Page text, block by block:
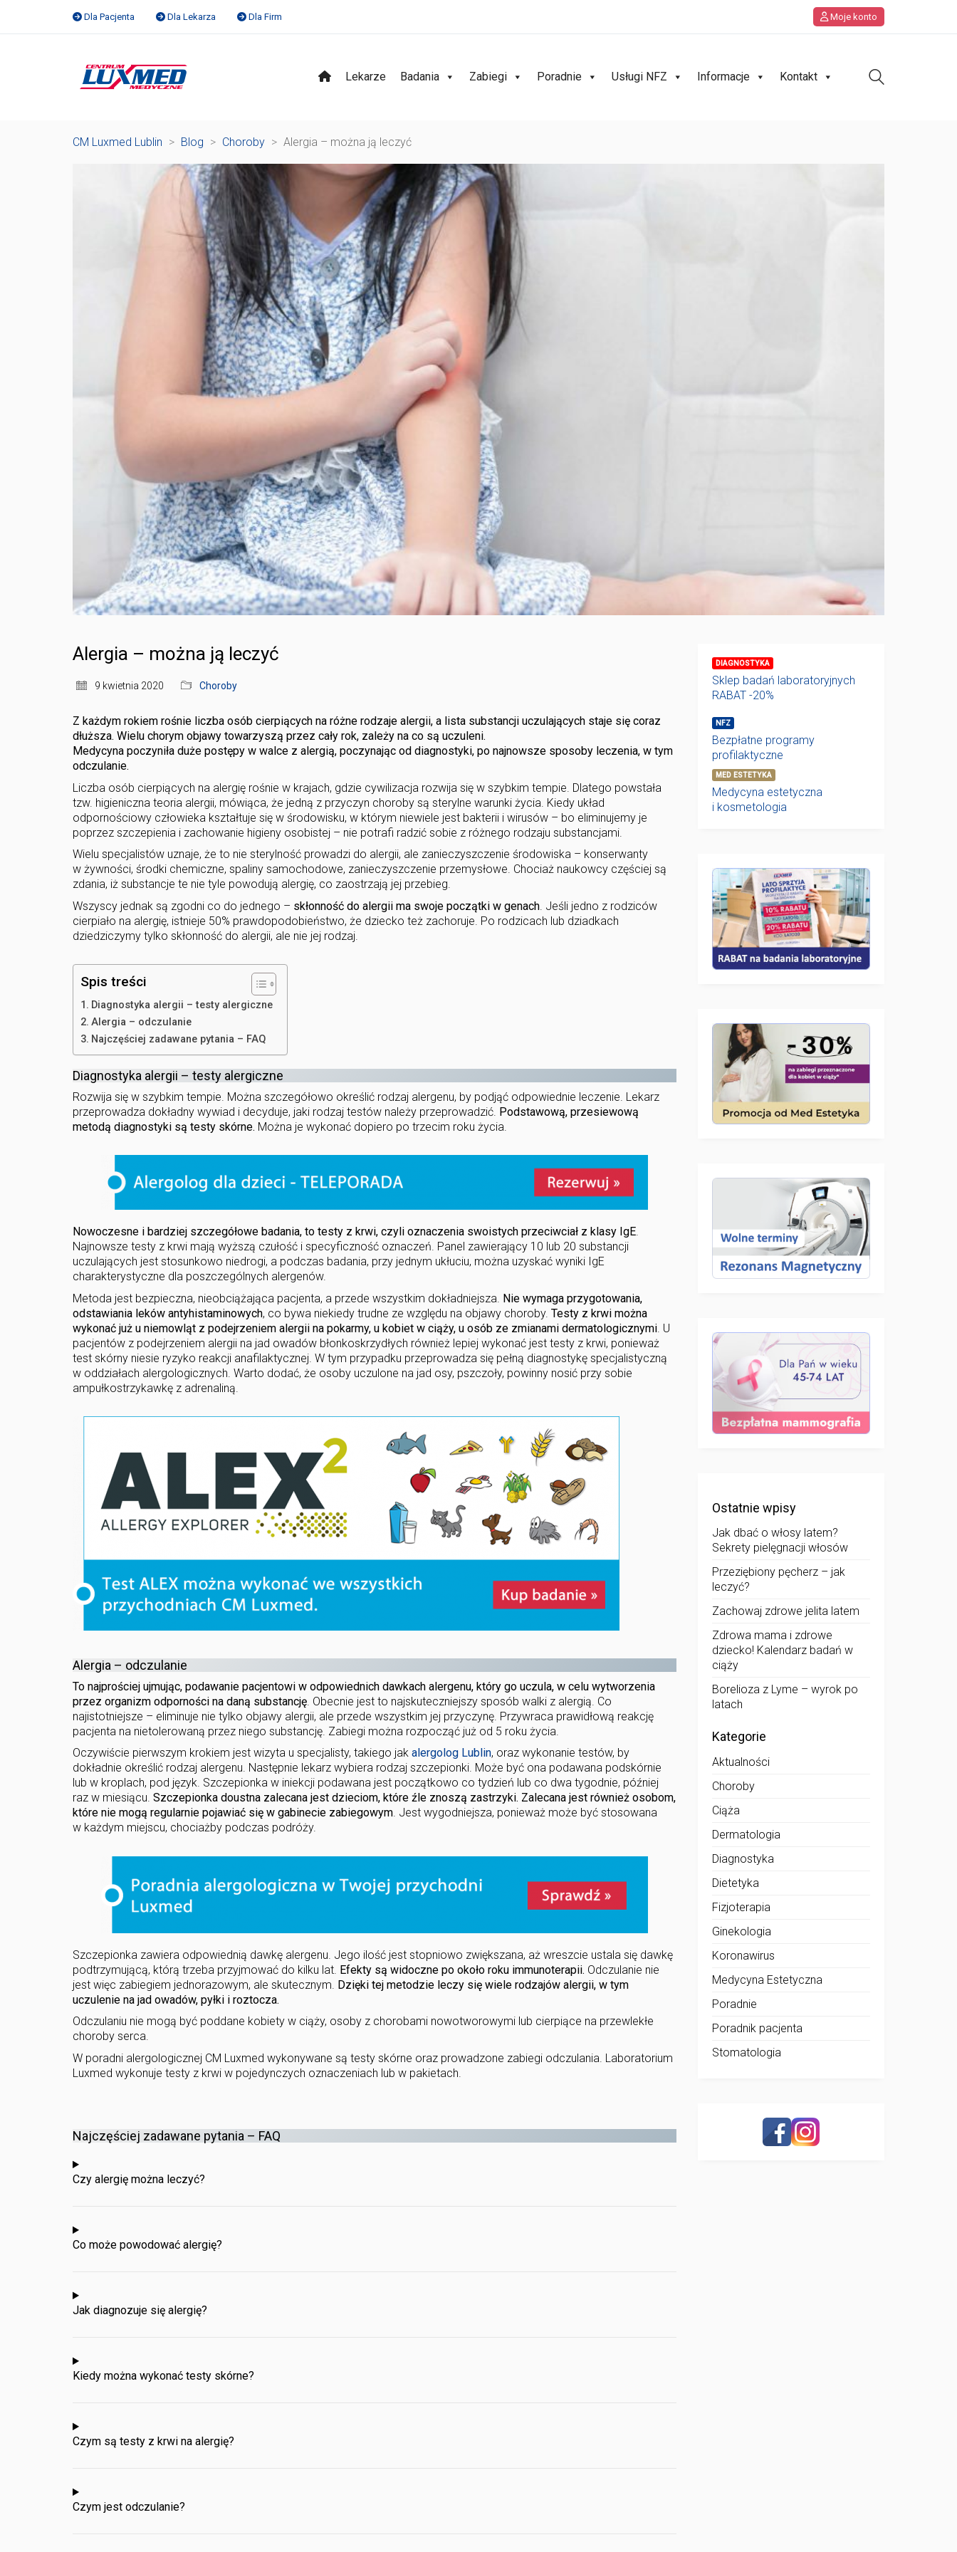
Dla Pacjenta Dla Lekarza Dla Firm Moje konto
Lekarze Badania Zabiegi Poradnie Usługi NFZ Informacje Kontakt
CM Luxmed Lublin > Blog > Choroby > Alergia – można ją leczyć
Alergia – można ją leczyć
9 kwietnia 2020 Choroby
Z każdym rokiem rośnie liczba osób cierpiących na różne rodzaje alergii, a lista substancji uczulających staje się coraz
dłuższa. Wielu chorym objawy towarzyszą przez cały rok, zależy na co są uczuleni.
Medycyna poczyniła duże postępy w walce z alergią, poczynając od diagnostyki, po najnowsze sposoby leczenia, w tym
odczulanie.
Liczba osób cierpiących na alergię rośnie w krajach, gdzie cywilizacja rozwija się w szybkim tempie. Dlatego powstała
tzw. higieniczna teoria alergii, mówiąca, że jedną z przyczyn choroby są sterylne warunki życia. Kiedy układ
odpornościowy człowieka kształtuje się w środowisku, w którym niewiele jest bakterii i wirusów – bo eliminujemy je
poprzez szczepienia i zachowanie higieny osobistej – nie potrafi radzić sobie z różnego rodzaju substancjami.
Wielu specjalistów uznaje, że to nie sterylność prowadzi do alergii, ale zanieczyszczenie środowiska – konserwanty
w żywności, środki chemiczne, spaliny samochodowe, zanieczyszczenie przemysłowe. Chociaż naukowcy częściej są
zdania, iż substancje te nie tyle powodują alergię, co zaostrzają jej przebieg.
Wszyscy jednak są zgodni co do jednego – skłonność do alergii ma swoje początki w genach . Jeśli jedno z rodziców
cierpiało na alergię, istnieje 50% prawdopodobieństwo, że dziecko też zachoruje. Po rodzicach lub dziadkach
dziedziczymy tylko skłonność do alergii, ale nie jej rodzaj.
Spis treści
Diagnostyka alergii – testy alergiczne
Alergia – odczulanie
Najczęściej zadawane pytania – FAQ
Diagnostyka alergii – testy alergiczne
Rozwija się w szybkim tempie. Można szczegółowo określić rodzaj alergenu, by podjąć odpowiednie leczenie. Lekarz
przeprowadza dokładny wywiad i decyduje, jaki rodzaj testów należy przeprowadzić. Podstawową, przesiewową
metodą diagnostyki są testy skórne. Można je wykonać dopiero po trzecim roku życia.
Nowoczesne i bardziej szczegółowe badania, to testy z krwi, czyli oznaczenia swoistych przeciwciał z klasy IgE.
Najnowsze testy z krwi mają wyższą czułość i specyficzność oznaczeń. Panel zawierający 10 lub 20 substancji
uczulających jest stosunkowo niedrogi, a podczas badania, przy jednym ukłuciu, można uzyskać wyniki IgE
charakterystyczne dla poszczególnych alergenów.
Metoda jest bezpieczna, nieobciążająca pacjenta, a przede wszystkim dokładniejsza. Nie wymaga przygotowania,
odstawiania leków antyhistaminowych, co bywa niekiedy trudne ze względu na objawy choroby. Testy z krwi można
wykonać już u niemowląt z podejrzeniem alergii na pokarmy, u kobiet w ciąży, u osób ze zmianami dermatologicznymi . U
pacjentów z podejrzeniem alergii na jad owadów błonkoskrzydłych również lepiej wykonać jest testy z krwi, ponieważ
test skórny niesie ryzyko reakcji anafilaktycznej. W tym przypadku przeprowadza się pełną diagnostykę specjalistyczną
w oddziałach alergologicznych. Warto dodać, że osoby uczulone na jad osy, pszczoły, powinny nosić przy sobie
ampułkostrzykawkę z adrenaliną.
Alergia – odczulanie
To najprościej ujmując, podawanie pacjentowi w odpowiednich dawkach alergenu, który go uczula, w celu wytworzenia
przez organizm odporności na daną substancję . Obecnie jest to najskuteczniejszy sposób walki z alergią. Co
najistotniejsze – eliminuje nie tylko objawy alergii, ale przede wszystkim jej przyczynę. Przywraca prawidłową reakcję
pacjenta na nietolerowaną przez niego substancję. Zabiegi można rozpocząć już od 5 roku życia.
Oczywiście pierwszym krokiem jest wizyta u specjalisty, takiego jak alergolog Lublin, oraz wykonanie testów, by
dokładnie określić rodzaj alergenu. Następnie lekarz wybiera rodzaj szczepionki. Może być ona podawana podskórnie
lub w kroplach, pod język. Szczepionka w iniekcji podawana jest początkowo co tydzień lub co dwa tygodnie, później
raz w miesiącu. Szczepionka doustna zalecana jest dzieciom, które źle znoszą zastrzyki. Zalecana jest również osobom,
które nie mogą regularnie pojawiać się w gabinecie zabiegowym. Jest wygodniejsza, ponieważ może być stosowana
w każdym miejscu, chociażby podczas podróży.
Szczepionka zawiera odpowiednią dawkę alergenu. Jego ilość jest stopniowo zwiększana, aż wreszcie ustala się dawkę
podtrzymującą, którą trzeba przyjmować do kilku lat. Efekty są widoczne po około roku immunoterapii. Odczulanie nie
jest więc zabiegiem jednorazowym, ale skutecznym. Dzięki tej metodzie leczy się wiele rodzajów alergii, w tym
uczulenie na jad owadów, pyłki i roztocza.
Odczulaniu nie mogą być poddane kobiety w ciąży, osoby z chorobami nowotworowymi lub cierpiące na przewlekłe
choroby serca.
W poradni alergologicznej CM Luxmed wykonywane są testy skórne oraz prowadzone zabiegi odczulania. Laboratorium
Luxmed wykonuje testy z krwi w pojedynczych oznaczeniach lub w pakietach.
Najczęściej zadawane pytania – FAQ
Czy alergię można leczyć?
Co może powodować alergię?
Jak diagnozuje się alergię?
Kiedy można wykonać testy skórne?
Czym są testy z krwi na alergię?
Czym jest odczulanie?
DIAGNOSTYKA
Sklep badań laboratoryjnych
RABAT -20%
NFZ
Bezpłatne programy
profilaktyczne
MED ESTETYKA
Medycyna estetyczna
i kosmetologia
Ostatnie wpisy
Jak dbać o włosy latem?
Sekrety pielęgnacji włosów
Przeziębiony pęcherz – jak
leczyć?
Zachowaj zdrowe jelita latem
Zdrowa mama i zdrowe
dziecko! Kalendarz badań w
ciąży
Borelioza z Lyme – wyrok po
latach
Kategorie
Aktualności
Choroby
Ciąża
Dermatologia
Diagnostyka
Dietetyka
Fizjoterapia
Ginekologia
Koronawirus
Medycyna Estetyczna
Poradnie
Poradnik pacjenta
Stomatologia